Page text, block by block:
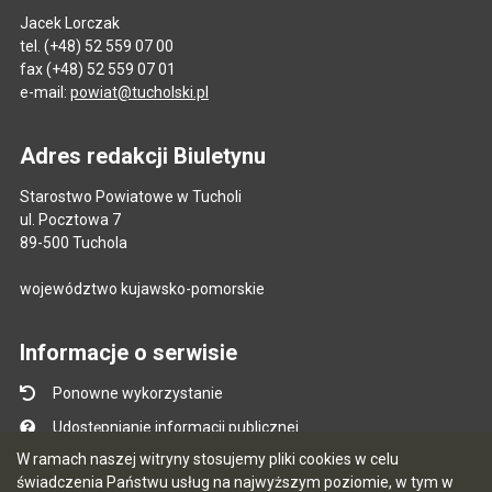
W ramach naszej witryny stosujemy pliki cookies w celu
świadczenia Państwu usług na najwyższym poziomie, w tym w
Jacek Lorczak
tel. (+48) 52 559 07 00
fax (+48) 52 559 07 01
e-mail: powiat@tucholski.pl
Adres redakcji Biuletynu
Starostwo Powiatowe w Tucholi
ul. Pocztowa 7
89-500 Tuchola
województwo kujawsko-pomorskie
Informacje o serwisie
Ponowne wykorzystanie
Udostępnianie informacji publicznej
Mapa serwisu